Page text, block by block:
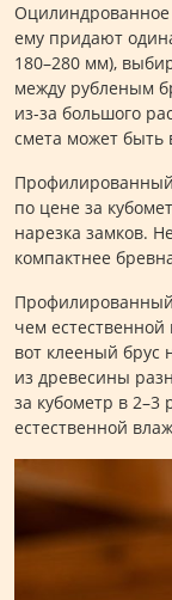
ему придают
180–280 мм),
между рубленым
из-за большого
смета может быть
Профилированный
по цене за
нарезка замков.
компактнее
чем
вот клееный брус
из древесины
за кубометр в
естественной